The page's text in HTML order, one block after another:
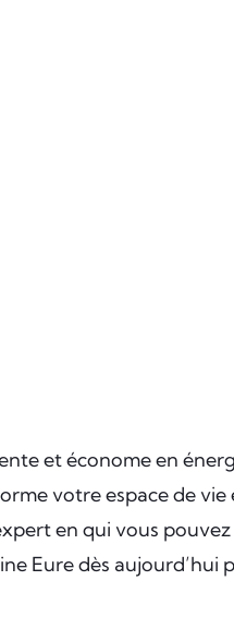
et économe en
votre espace de
en qui vous
Eure dès aujourd’hui